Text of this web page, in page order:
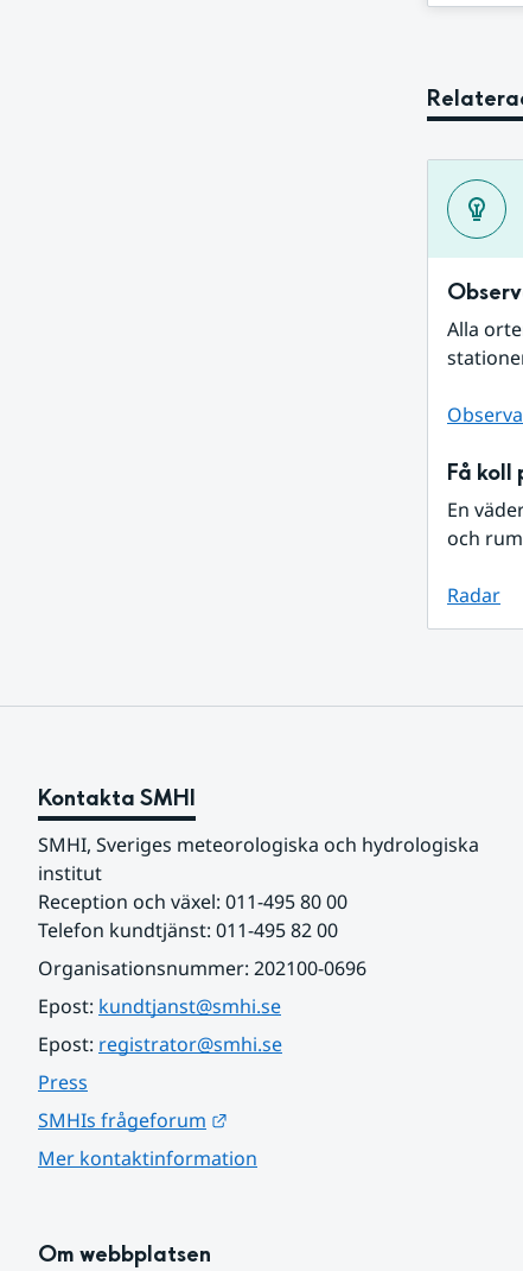
Alla
Få koll
En
och
Radar
Kontakta SMHI
SMHI, Sveriges meteorologiska och hydrologiska
institut
Reception och växel: 011-495 80 00
Telefon kundtjänst: 011-495 82 00
Organisationsnummer: 202100-0696
Epost: kundtjanst@smhi.se
Epost: registrator@smhi.se
Press
SMHIs frågeforum
Mer kontaktinformation
Om webbplatsen